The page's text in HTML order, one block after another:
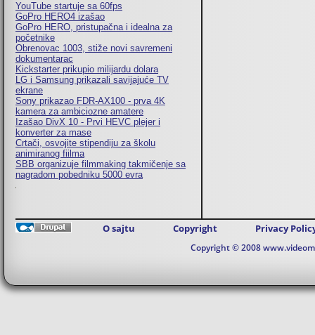
YouTube startuje sa 60fps
GoPro HERO4 izašao
GoPro HERO, pristupačna i idealna za
početnike
Obrenovac 1003, stiže novi savremeni
dokumentarac
Kickstarter prikupio milijardu dolara
LG i Samsung prikazali savijajuće TV
ekrane
Sony prikazao FDR-AX100 - prva 4K
kamera za ambiciozne amatere
Izašao DivX 10 - Prvi HEVC plejer i
konverter za mase
Crtači, osvojite stipendiju za školu
animiranog fiilma
SBB organizuje filmmaking takmičenje sa
nagradom pobedniku 5000 evra
O sajtu Copyright Privacy
Copyright © 2008